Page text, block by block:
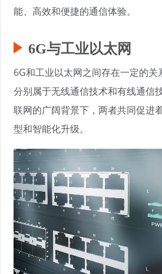
能、高效和便捷的通信体验。
6G与工业以太网
6G和工业以太网之间存在一定的关
分别属于无线通信技术和有线通信
联网的广阔背景下，两者共同促进
型和智能化升级。